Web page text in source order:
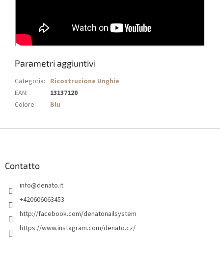
Parametri aggiuntivi
Categoria: Ricostruzione Unghie
EAN:
13137120
Colore: Blu
Contatto
info@denato.it
+420606063453
http://facebook.com/denatonailsystem
https://www.instagram.com/denato.cz/